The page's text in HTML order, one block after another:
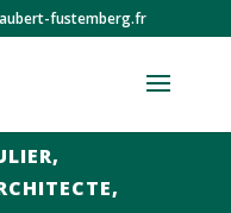
fustemberg.fr